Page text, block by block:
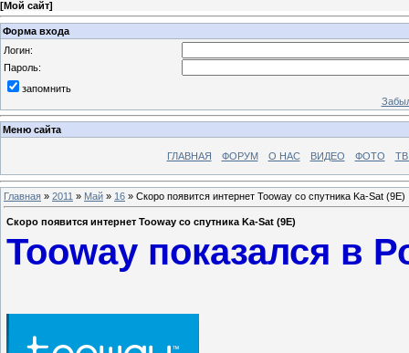
[Мой сайт]
Форма входа
Логин:
Пароль:
запомнить
Меню сайта
ГЛАВНАЯ ФОРУМ О НАС ВИДЕО ФОТО ТВ
Главная » 2011 » Май » 16 » Скоро появится интернет Tooway со спутника Ka-Sat (9E)
Скоро появится интернет Tooway со спутника Ka-Sat (9E)
Tooway показался в